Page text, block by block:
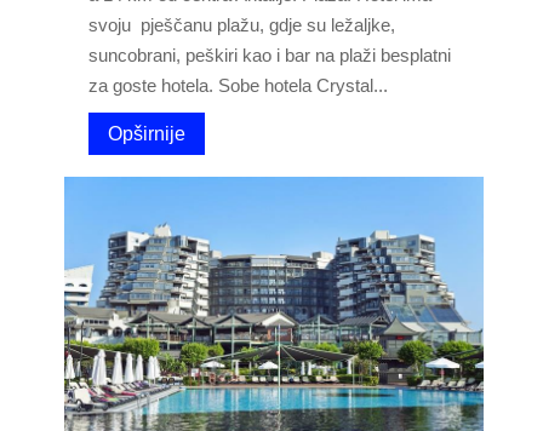
svoju pješčanu plažu, gdje su ležaljke,
suncobrani, peškiri kao i bar na plaži besplatni
za goste hotela. Sobe hotela Crystal...
Opširnije